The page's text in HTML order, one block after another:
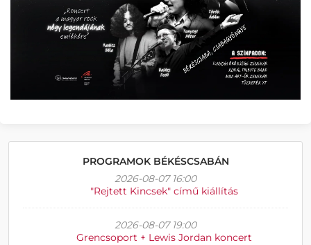
PROGRAMOK BÉKÉSCSABÁN
2026-08-07 16:00
"Rejtett Kincsek" című kiállítás
2026-08-07 19:00
Grencsoport + Lewis Jordan koncert